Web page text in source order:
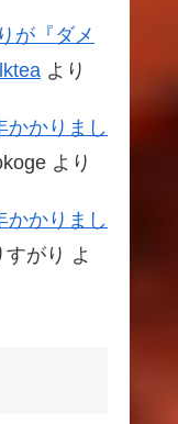
が『ダメ
より
かかりまし
より
かかりまし
すがり よ